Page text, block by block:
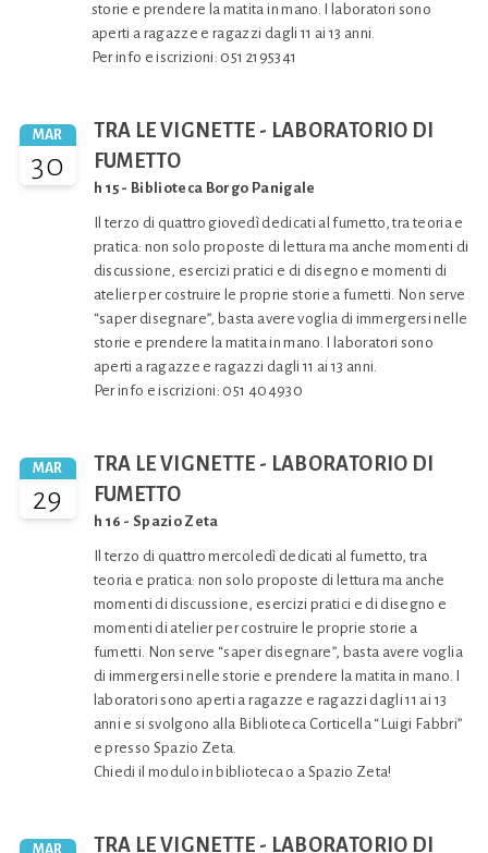
storie e prendere la matita in mano. I laboratori sono
aperti a ragazze e ragazzi dagli 11 ai 13 anni.
Per info e iscrizioni: 051 2195341
MAR
30
TRA LE VIGNETTE - LABORATORIO DI
FUMETTO
h 15 - Biblioteca Borgo Panigale
Il terzo di quattro giovedì dedicati al fumetto, tra teoria e
pratica: non solo proposte di lettura ma anche momenti di
discussione, esercizi pratici e di disegno e momenti di
atelier per costruire le proprie storie a fumetti. Non serve
“saper disegnare”, basta avere voglia di immergersi nelle
storie e prendere la matita in mano. I laboratori sono
aperti a ragazze e ragazzi dagli 11 ai 13 anni.
Per info e iscrizioni: 051 404930
MAR
29
TRA LE VIGNETTE - LABORATORIO DI
FUMETTO
h 16 - Spazio Zeta
Il terzo di quattro mercoledì dedicati al fumetto, tra
teoria e pratica: non solo proposte di lettura ma anche
momenti di discussione, esercizi pratici e di disegno e
momenti di atelier per costruire le proprie storie a
fumetti. Non serve “saper disegnare”, basta avere voglia
di immergersi nelle storie e prendere la matita in mano. I
laboratori sono aperti a ragazze e ragazzi dagli 11 ai 13
anni e si svolgono alla Biblioteca Corticella “Luigi Fabbri”
e presso Spazio Zeta.
Chiedi il modulo in biblioteca o a Spazio Zeta!
TRA LE VIGNETTE - LABORATORIO DI